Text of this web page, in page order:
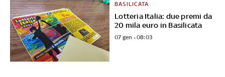
Lotteria Italia: due premi da
20 mila euro in Basilicata
BASILICATA
07 gen - 08:03